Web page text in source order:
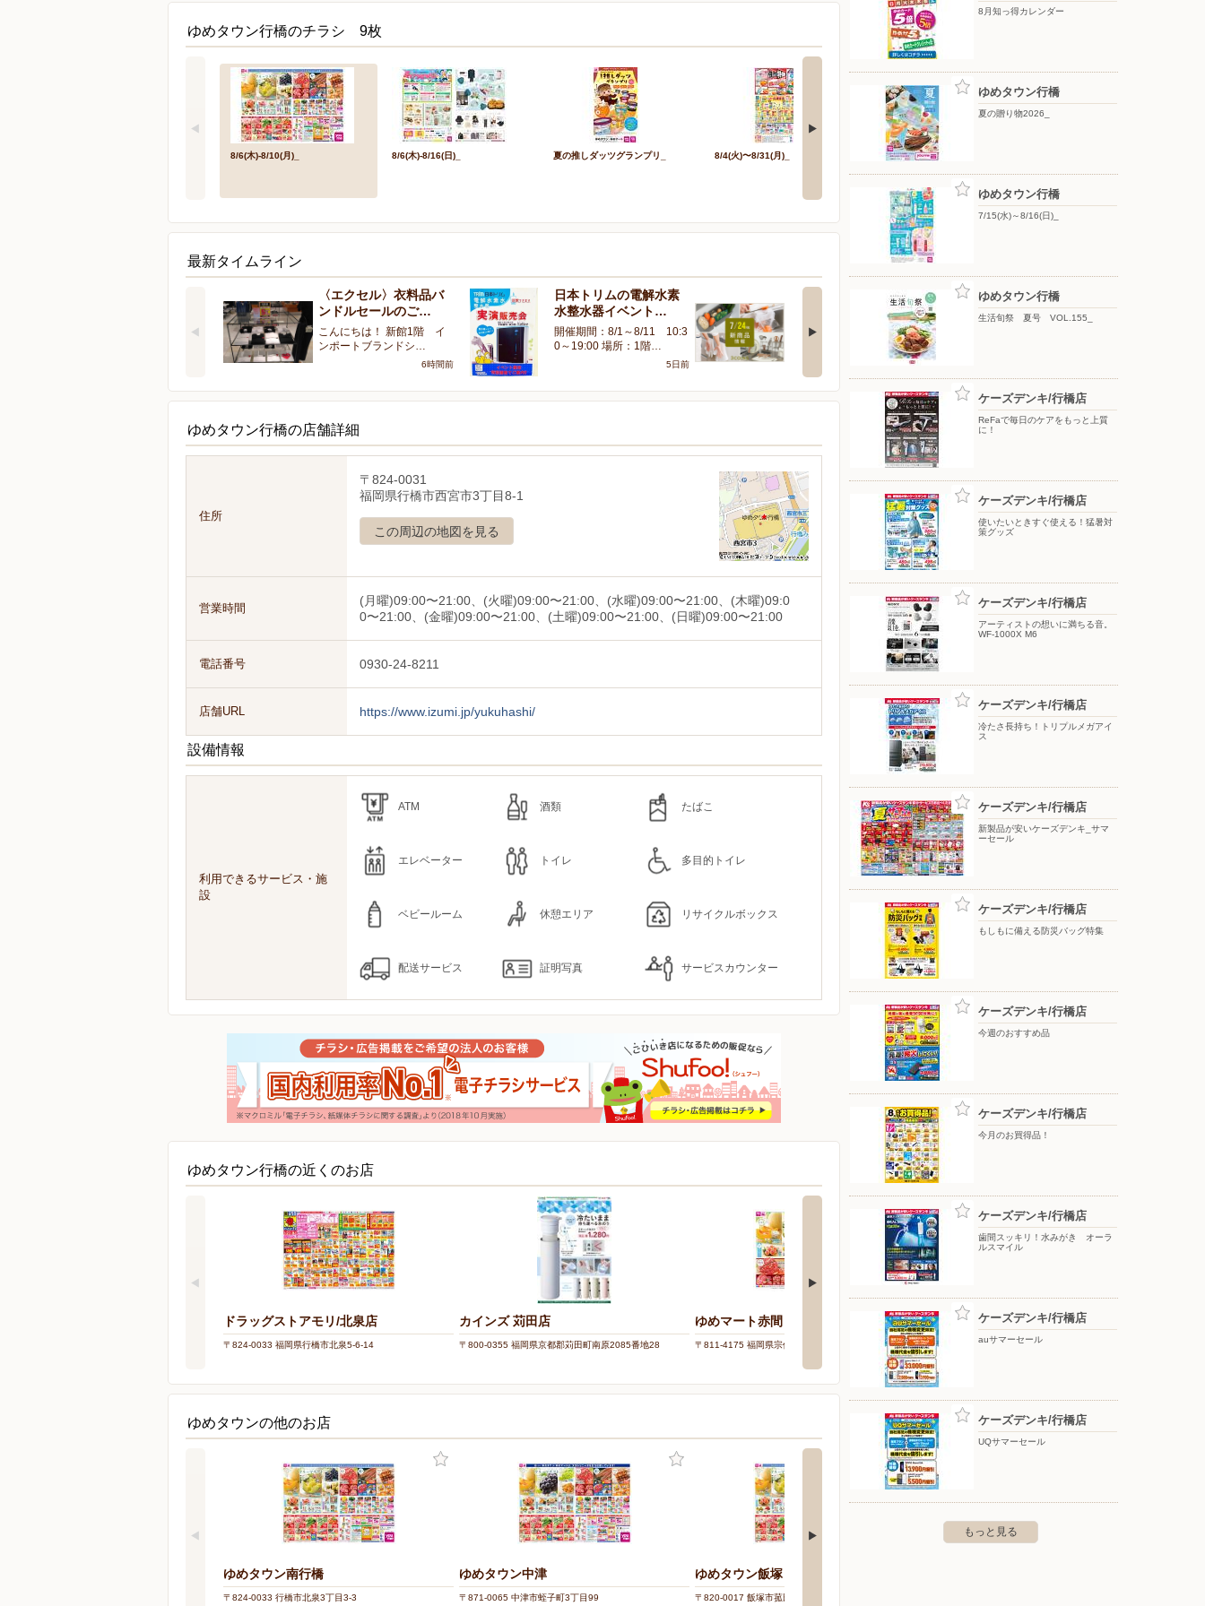
ゆめタウン行橋のチラシ 9枚
8/6(木)-8/10(月)_ 8/6(木)-8/16(日)_ 夏の推しダッツグランプリ_ 8/4(火)〜8/31(月)_ 8/1(土)〜8/9(日)_
最新タイムライン
〈エクセル〉衣料品バ
ンドルセールのご…
こんにちは！ 新館1階 イ
ンポートブランドシ…
6時間前
日本トリムの電解水素
水整水器イベント…
開催期間：8/1～8/11 10:3
0～19:00 場所：1階…
5日前
〈3COINS+plus〉今週
の新商品のご案内…
こんにちは♪ 3COINS+plus
ゆめタウン行橋店で…
ゆめタウン行橋の店舗詳細
住所
〒824-0031
福岡県行橋市西宮市3丁目8-1
この周辺の地図を見る
営業時間
(月曜)09:00〜21:00、(火曜)09:00〜21:00、(水曜)09:00〜21:00、(木曜)09:0
0〜21:00、(金曜)09:00〜21:00、(土曜)09:00〜21:00、(日曜)09:00〜21:00
電話番号 0930-24-8211
店舗URL https://www.izumi.jp/yukuhashi/
設備情報
利用できるサービス・施
設
ATM 酒類 たばこ
エレベーター トイレ 多目的トイレ
ベビールーム 休憩エリア リサイクルボックス
配送サービス 証明写真 サービスカウンター
ゆめタウン行橋の近くのお店
ドラッグストアモリ/北泉店
〒824-0033 福岡県行橋市北泉5-6-14
カインズ 苅田店
〒800-0355 福岡県京都郡苅田町南原2085番地28
ゆめマート赤間
〒811-4175 福岡県宗像市田久2丁目1-1
ゆめタウン遠賀
〒811-4305 福岡県遠賀郡遠賀町松の本1丁目1-1
ゆめタウンの他のお店
ゆめタウン南行橋
〒824-0033 行橋市北泉3丁目3-3
ゆめタウン中津
〒871-0065 中津市蛭子町3丁目99
ゆめタウン飯塚
〒820-0017 飯塚市菰田西三丁目6番1号
8月知っ得カレンダー
ゆめタウン行橋
夏の贈り物2026_
ゆめタウン行橋
7/15(水)～8/16(日)_
ゆめタウン行橋
生活旬祭 夏号 VOL.155_
ケーズデンキ/行橋店
ReFaで毎日のケアをもっと上質
に！
ケーズデンキ/行橋店
使いたいときすぐ使える！猛暑対
策グッズ
ケーズデンキ/行橋店
アーティストの想いに満ちる音。
WF-1000X M6
ケーズデンキ/行橋店
冷たさ長持ち！トリプルメガアイ
ス
ケーズデンキ/行橋店
新製品が安いケーズデンキ_サマ
ーセール
ケーズデンキ/行橋店
もしもに備える防災バッグ特集
ケーズデンキ/行橋店
今週のおすすめ品
ケーズデンキ/行橋店
今月のお買得品！
ケーズデンキ/行橋店
歯間スッキリ！水みがき オーラ
ルスマイル
ケーズデンキ/行橋店
auサマーセール
ケーズデンキ/行橋店
UQサマーセール
もっと見る